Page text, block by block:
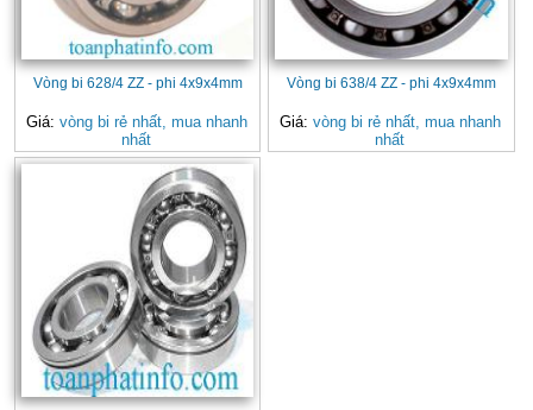
Vòng bi 628/4 ZZ - phi 4x9x4mm
Giá: vòng bi rẻ nhất, mua nhanh
nhất
Vòng bi 638/4 ZZ - phi 4x9x4mm
Giá: vòng bi rẻ nhất, mua nhanh
nhất